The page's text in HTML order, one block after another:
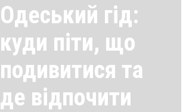
Одеський гід:
куди піти, що
подивитися та
де відпочити